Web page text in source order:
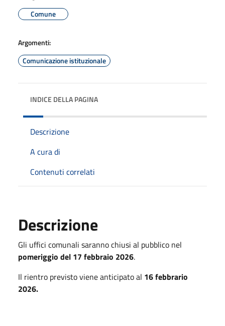
Comune
Argomenti:
Comunicazione istituzionale
INDICE DELLA PAGINA
Descrizione
A cura di
Contenuti correlati
Descrizione
Gli uffici comunali saranno chiusi al pubblico nel
pomeriggio del 17 febbraio 2026.
Il rientro previsto viene anticipato al 16 febbrario
2026.